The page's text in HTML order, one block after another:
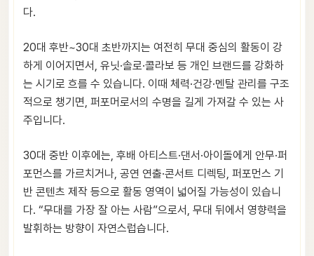
다.
20대 후반~30대 초반까지는 여전히 무대 중심의 활동이 강
하게 이어지면서, 유닛·솔로·콜라보 등 개인 브랜드를 강화하
는 시기로 흐를 수 있습니다. 이때 체력·건강·멘탈 관리를 구조
적으로 챙기면, 퍼포머로서의 수명을 길게 가져갈 수 있는 사
주입니다.
30대 중반 이후에는, 후배 아티스트·댄서·아이돌에게 안무·퍼
포먼스를 가르치거나, 공연 연출·콘서트 디렉팅, 퍼포먼스 기
반 콘텐츠 제작 등으로 활동 영역이 넓어질 가능성이 있습니
다. “무대를 가장 잘 아는 사람”으로서, 무대 뒤에서 영향력을
발휘하는 방향이 자연스럽습니다.